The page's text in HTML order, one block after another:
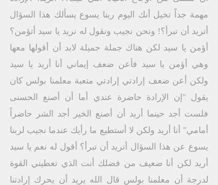
مهمة جداً تخيل أنك اليوم ربنا يسوع يسألك هذا السؤال
أتريد أن تبرأ؟! ونحن نجيب ونقول له نريد يا سيد أتؤمن؟
أؤمن يا سيد لكن هناك جملة جميلة لابد أن أقولها معها
وهي أؤمن يا سيد فأعن ضعف إيماني أنا أريد يا سيد
ولكن أعن ضعف إرادتي إرادتي متعبة معلمنا بولس كان
يقول "إن الإرادة حاضرة عندي أما أن أصنع الحسنى
فلست أجد حينما أريد أن أصنع الخير أجد الشر حاضراً
أمامي" أنا أريد ولكن لا أستطيع ما رأيك عندما نجيب لربنا
يسوع عن هذا السؤال أتريد أن تبرأ؟ أقول له نعم يا سيد
أريد لكن أنا ضعيف من فضلك أنت الذي تعطيني القوة
لدرجة أن معلمنا بولس قال الله يريد أن يحرك إرادتنا